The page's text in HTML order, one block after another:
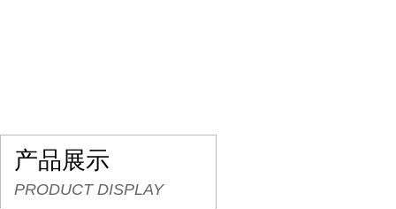
产品展示
PRODUCT DISPLAY